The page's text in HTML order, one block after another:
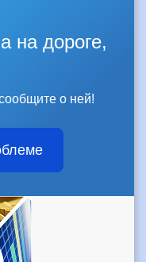
на дороге,
о ней!